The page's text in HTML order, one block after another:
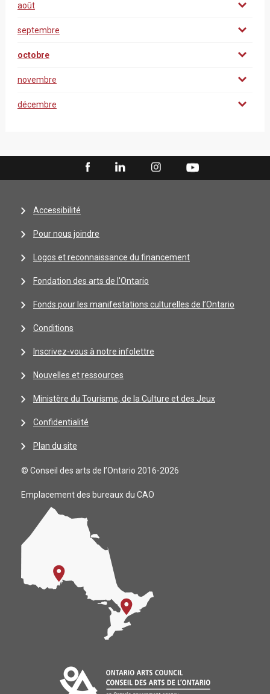
août
septembre
octobre
novembre
décembre
Accessibilité
Pour nous joindre
Logos et reconnaissance du financement
Fondation des arts de l'Ontario
Fonds pour les manifestations culturelles de l’Ontario
Conditions
Inscrivez-vous à notre infolettre
Nouvelles et ressources
Ministère du Tourisme, de la Culture et des Jeux
Confidentialité
Plan du site
© Conseil des arts de l’Ontario 2016-2026
Emplacement des bureaux du CAO